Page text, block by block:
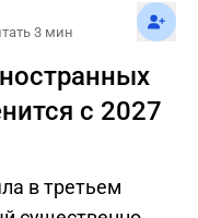
3 мин
с 2027
в третьем